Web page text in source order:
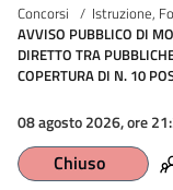
Concorsi / Istruzione,
AVVISO PUBBLICO DI
DIRETTO TRA
COPERTURA DI N. 10
08 agosto 2026, ore
Chiuso